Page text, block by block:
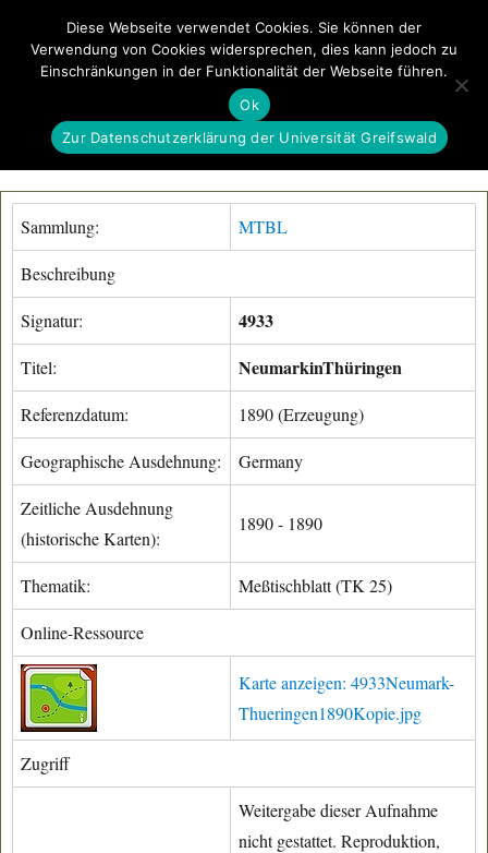
GeoGREIF MENÜ
Sammlung: MTBL
Beschreibung
Signatur: 4933
Titel: NeumarkinThüringen
Referenzdatum: 1890 (Erzeugung)
Geographische Ausdehnung: Germany
Zeitliche Ausdehnung
(historische Karten):
1890 - 1890
Thematik: Meßtischblatt (TK 25)
Online-Ressource
Karte anzeigen: 4933Neumark-
Thueringen1890Kopie.jpg
Zugriff
Weitergabe dieser Aufnahme
nicht gestattet. Reproduktion,
Diese Webseite verwendet Cookies. Sie können der
Verwendung von Cookies widersprechen, dies kann jedoch zu
Einschränkungen in der Funktionalität der Webseite führen.
Ok
Zur Datenschutzerklärung der Universität Greifswald